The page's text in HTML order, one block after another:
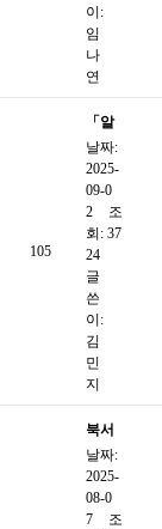
분기
웹진
이:
임
나
연
105
「알
쓸신
9월
카드
날짜:
2025-
09-0
2
조
회: 37
24
글
쓴
이:
김
민
지
북서
울종
회복
날짜:
2025-
08-0
7
조